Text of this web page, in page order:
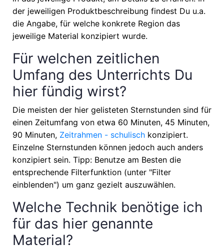
der jeweiligen Produktbeschreibung findest Du u.a.
die Angabe, für welche konkrete Region das
jeweilige Material konzipiert wurde.
Für welchen zeitlichen
Umfang des Unterrichts Du
hier fündig wirst?
Die meisten der hier gelisteten Sternstunden sind für
einen Zeitumfang von etwa 60 Minuten, 45 Minuten,
90 Minuten, Zeitrahmen - schulisch konzipiert.
Einzelne Sternstunden können jedoch auch anders
konzipiert sein. Tipp: Benutze am Besten die
entsprechende Filterfunktion (unter "Filter
einblenden") um ganz gezielt auszuwählen.
Welche Technik benötige ich
für das hier genannte
Material?